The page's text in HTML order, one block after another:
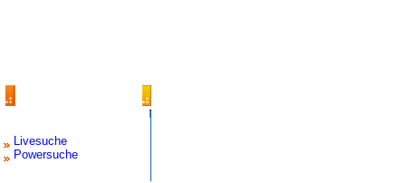
Livesuche
Powersuche